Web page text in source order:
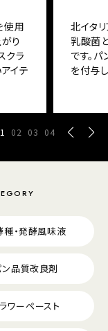
使用
り
クラ
イテ
北イタ
乳酸菌
です。
を付与
02 03 04
種・発酵風味液
ン品質改良剤
ワーペースト